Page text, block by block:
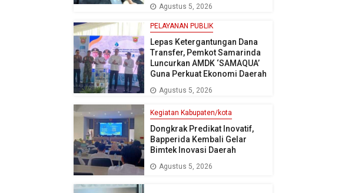
Agustus 5, 2026
PELAYANAN PUBLIK
Lepas Ketergantungan Dana
Transfer, Pemkot Samarinda
Luncurkan AMDK ‘SAMAQUA’
Guna Perkuat Ekonomi Daerah
Agustus 5, 2026
Kegiatan Kabupaten/kota
Dongkrak Predikat Inovatif,
Bapperida Kembali Gelar
Bimtek Inovasi Daerah
Agustus 5, 2026